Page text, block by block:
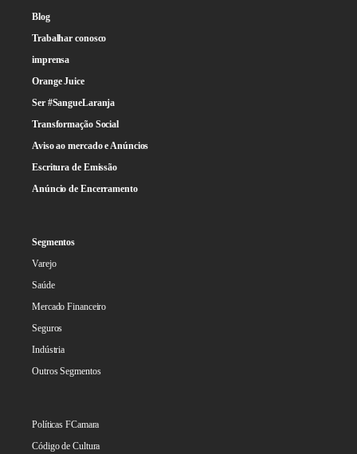
Blog
Trabalhar conosco
imprensa
Orange Juice
Ser #SangueLaranja
Transformação Social
Aviso ao mercado e Anúncios
Escritura de Emissão
Anúncio de Encerramento
Segmentos
Varejo
Saúde
Mercado Financeiro
Seguros
Indústria
Outros Segmentos
Políticas FCamara
Código de Cultura